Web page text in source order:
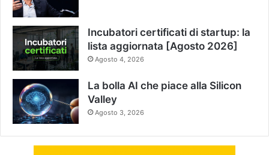
Incubatori certificati di startup: la
lista aggiornata [Agosto 2026]
Agosto 4, 2026
La bolla AI che piace alla Silicon
Valley
Agosto 3, 2026